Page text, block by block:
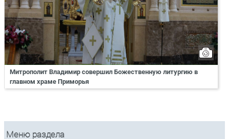
Митрополит Владимир совершил Божественную литургию в
главном храме Приморья
Меню раздела